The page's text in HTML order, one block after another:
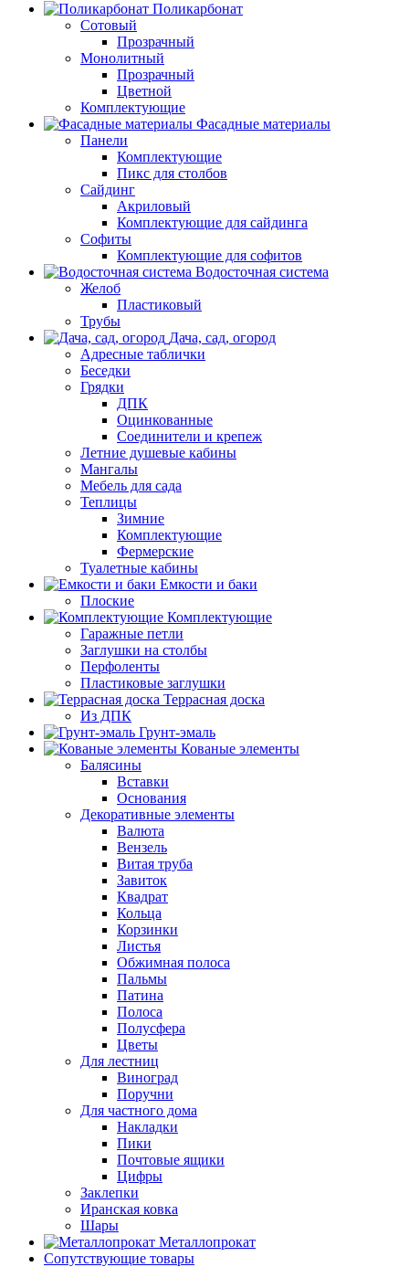
Поликарбонат
Сотовый
Прозрачный
Монолитный
Прозрачный
Цветной
Комплектующие
Фасадные материалы
Панели
Комплектующие
Пикс для столбов
Сайдинг
Акриловый
Комплектующие для сайдинга
Софиты
Комплектующие для софитов
Водосточная система
Желоб
Пластиковый
Трубы
Дача, сад, огород
Адресные таблички
Беседки
Грядки
ДПК
Оцинкованные
Соединители и крепеж
Летние душевые кабины
Мангалы
Мебель для сада
Теплицы
Зимние
Комплектующие
Фермерские
Туалетные кабины
Емкости и баки
Плоские
Комплектующие
Гаражные петли
Заглушки на столбы
Перфоленты
Пластиковые заглушки
Террасная доска
Из ДПК
Грунт-эмаль
Кованые элементы
Балясины
Вставки
Основания
Декоративные элементы
Валюта
Вензель
Витая труба
Завиток
Квадрат
Кольца
Корзинки
Листья
Обжимная полоса
Пальмы
Патина
Полоса
Полусфера
Цветы
Для лестниц
Виноград
Поручни
Для частного дома
Накладки
Пики
Почтовые ящики
Цифры
Заклепки
Иранская ковка
Шары
Металлопрокат
Сопутствующие товары